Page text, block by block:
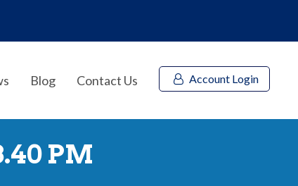
Blog Contact Us Account Login
PM